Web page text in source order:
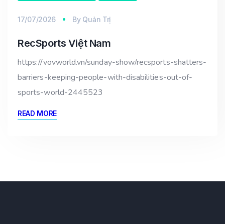
17/07/2026 By Quản Trị
RecSports Việt Nam
https://vovworld.vn/sunday-show/recsports-shatters-
barriers-keeping-people-with-disabilities-out-of-
sports-world-2445523
READ MORE